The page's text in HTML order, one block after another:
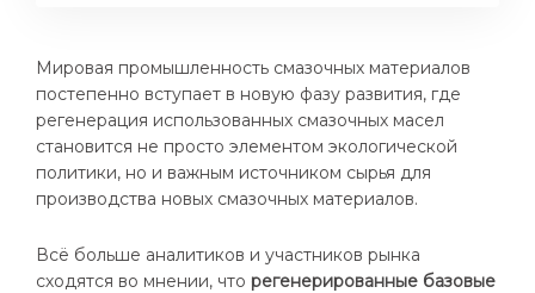
Мировая промышленность смазочных материалов
постепенно вступает в новую фазу развития, где
регенерация использованных смазочных масел
становится не просто элементом экологической
политики, но и важным источником сырья для
производства новых смазочных материалов.
Всё больше аналитиков и участников рынка
сходятся во мнении, что регенерированные базовые